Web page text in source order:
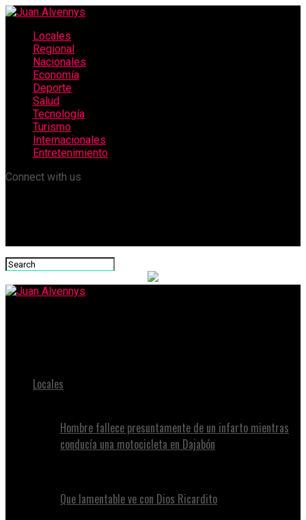
Locales
Regional
Nacionales
Economía
Deporte
Salud
Tecnología
Turismo
Internacionales
Entretenimiento
Connect with us
Locales
Hombre fallece presuntamente de un infarto mientras
conducía una motocicleta en Dajabón
Que lamentable ve con Dios Ricardito